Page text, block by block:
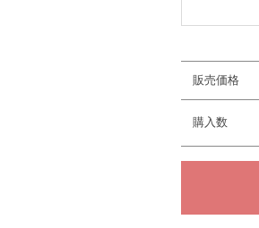
販売価格
購入数